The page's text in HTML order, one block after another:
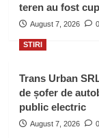
teren au fost
August 7, 2026 0
STIRI
Trans Urban
de șofer de
public electric
August 7, 2026 0